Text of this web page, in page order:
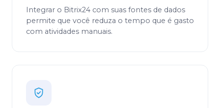
Integrar o Bitrix24 com suas fontes de dados
permite que você reduza o tempo que é gasto
com atividades manuais.